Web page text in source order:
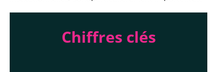
Chiffres clés